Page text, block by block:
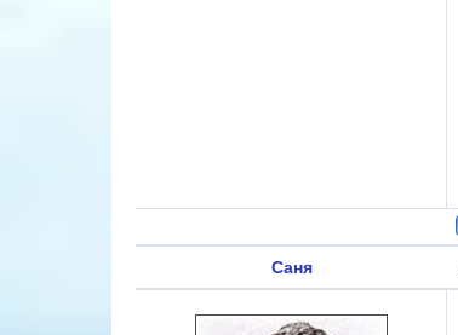
Саня